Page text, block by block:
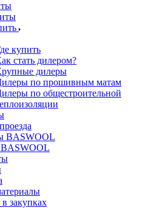
купить
стать дилером?
дилеры
по прошивным матам
по общестроительной
BASWOOL
закупках